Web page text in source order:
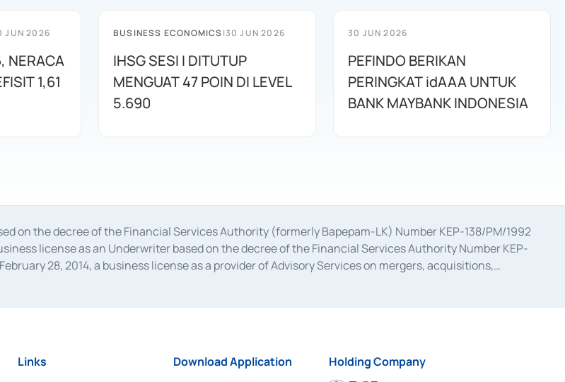
JUN 2026
NERACA
1,61
BUSINESS ECONOMICS|30 JUN 2026
IHSG SESI I DITUTUP
MENGUAT 47 POIN DI LEVEL
5.690
30 JUN 2026
PEFINDO BERIKAN
PERINGKAT idAAA UNTUK
BANK MAYBANK INDONESIA
on the decree of the Financial Services Authority (formerly Bapepam-LK) Number KEP-138/PM/1992
license as an Underwriter based on the decree of the Financial Services Authority Number KEP-
28, 2014, a business license as a provider of Advisory Services on mergers, acquisitions,
Authority Number S-67/PM.21/2014 dated February 28, 2014, a business license as a provider of
2018.
Links Download Application Holding Company